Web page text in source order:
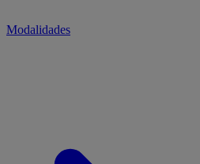
Modalidades